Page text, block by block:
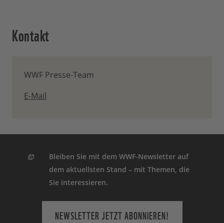
Kontakt
WWF Presse-Team
E-Mail
Bleiben Sie mit dem WWF-Newsletter auf
dem aktuellsten Stand – mit Themen, die
Sie interessieren.
NEWSLETTER JETZT ABONNIEREN!